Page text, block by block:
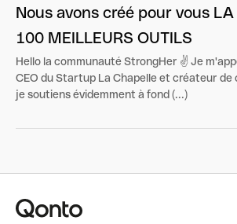
Nous avons créé pour vous LA
100 MEILLEURS OUTILS
Hello la communauté StrongHer ✌️ Je
CEO du Startup La Chapelle et créateur de
je soutiens évidemment à fond (...)